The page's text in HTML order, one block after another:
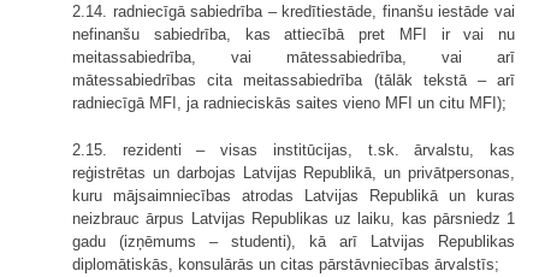
2.14. radniecīgā sabiedrība – kredītiestāde, finanšu iestāde vai
nefinanšu sabiedrība, kas attiecībā pret MFI ir vai nu
meitassabiedrība, vai mātessabiedrība, vai arī
mātessabiedrības cita meitassabiedrība (tālāk tekstā – arī
radniecīgā MFI, ja radnieciskās saites vieno MFI un citu MFI);
2.15. rezidenti – visas institūcijas, t.sk. ārvalstu, kas
reģistrētas un darbojas Latvijas Republikā, un privātpersonas,
kuru mājsaimniecības atrodas Latvijas Republikā un kuras
neizbrauc ārpus Latvijas Republikas uz laiku, kas pārsniedz 1
gadu (izņēmums – studenti), kā arī Latvijas Republikas
diplomātiskās, konsulārās un citas pārstāvniecības ārvalstīs;